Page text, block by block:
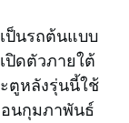
ป็นรถต้นแบบ
ปิดตัวภายใต้
ตูหลังรุ่นนี้ใช้
อนกุมภาพันธ์